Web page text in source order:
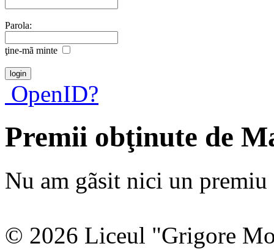
Parola:
ţine-mã minte
OpenID?
Premii obţinute de
Nu am gãsit nici un premiu
© 2026 Liceul "Grigore